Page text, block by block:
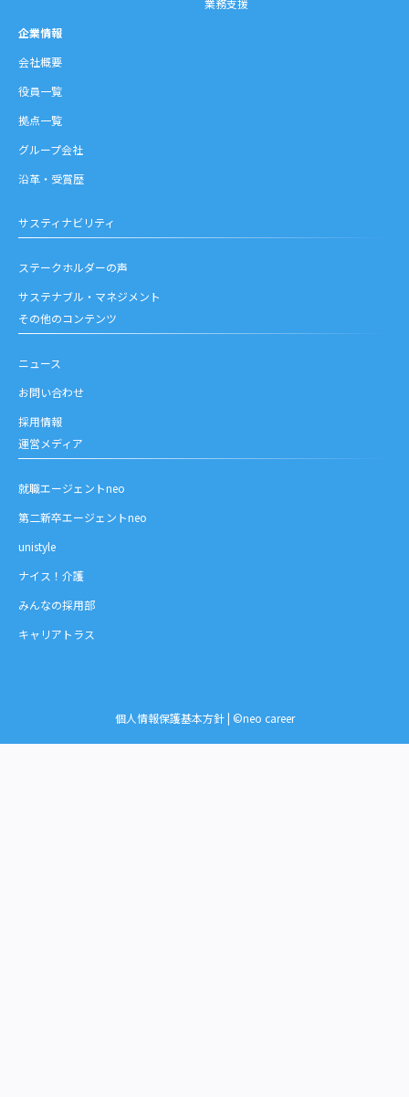
業務支援
企業情報
会社概要
役員一覧
拠点一覧
グループ会社
沿革・受賞歴
サスティナビリティ
ステークホルダーの声
サステナブル・マネジメント
その他のコンテンツ
ニュース
お問い合わせ
採用情報
運営メディア
就職エージェントneo
第二新卒エージェントneo
unistyle
ナイス！介護
みんなの採用部
キャリアトラス
個人情報保護基本方針| ©neo career